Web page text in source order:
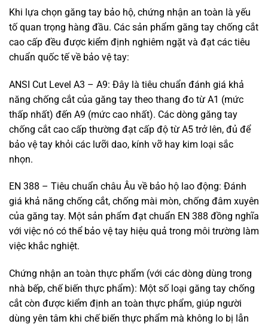
Khi lựa chọn găng tay bảo hộ, chứng nhận an toàn là yếu
tố quan trọng hàng đầu. Các sản phẩm găng tay chống cắt
cao cấp đều được kiểm định nghiêm ngặt và đạt các tiêu
chuẩn quốc tế về bảo vệ tay:
ANSI Cut Level A3 – A9: Đây là tiêu chuẩn đánh giá khả
năng chống cắt của găng tay theo thang đo từ A1 (mức
thấp nhất) đến A9 (mức cao nhất). Các dòng găng tay
chống cắt cao cấp thường đạt cấp độ từ A5 trở lên, đủ để
bảo vệ tay khỏi các lưỡi dao, kính vỡ hay kim loại sắc
nhọn.
EN 388 – Tiêu chuẩn châu Âu về bảo hộ lao động: Đánh
giá khả năng chống cắt, chống mài mòn, chống đâm xuyên
của găng tay. Một sản phẩm đạt chuẩn EN 388 đồng nghĩa
với việc nó có thể bảo vệ tay hiệu quả trong môi trường làm
việc khắc nghiệt.
Chứng nhận an toàn thực phẩm (với các dòng dùng trong
nhà bếp, chế biến thực phẩm): Một số loại găng tay chống
cắt còn được kiểm định an toàn thực phẩm, giúp người
dùng yên tâm khi chế biến thực phẩm mà không lo bị lẫn